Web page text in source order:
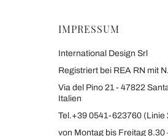
IMPRESSUM
International Design Srl
Registriert bei REA RN mit
Via del Pino 21 - 47822
Italien
Tel.+39 0541-623760 (Linie
von Montag bis Freitag 8.30